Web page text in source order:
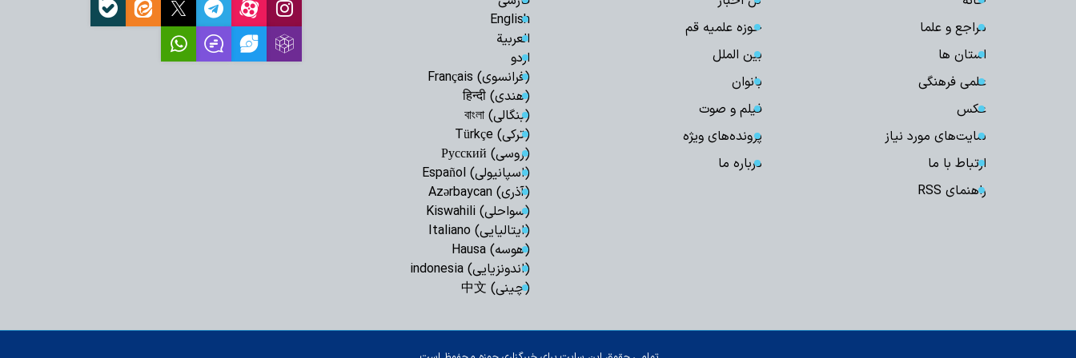
صیانت از هویت دینی و فرهنگی، نیازمند
زن، کنشگری آگاه در مسیر ساختن جامعه
دینی
استمرار مسیر شهدا، ضامن عزت و اقتدار
ایران اسلامی است
«اربعین شهیدان»؛ سروده آیت الله العظمی
مراجع و علما
حوزه علمیه قم
استان ها
بین الملل
علمی فرهنگی
بانوان
عکس
فیلم و صوت
سایت‌های مورد نیاز
پرونده‌های ویژه
ارتباط با ما
درباره ما
راهنمای RSS
English
العربیة
اردو
(فرانسوی) Français
(هندی) हिन्दी
(بنگالی) বাংলা
(ترکی) Türkçe
(روسی) Русский
(اسپانیولی) Español
(آذری) Azərbaycan
(سواحلی) Kiswahili
(ایتالیایی) Italiano
(هوسه) Hausa
(اندونزیایی) indonesia
(چینی) 中文